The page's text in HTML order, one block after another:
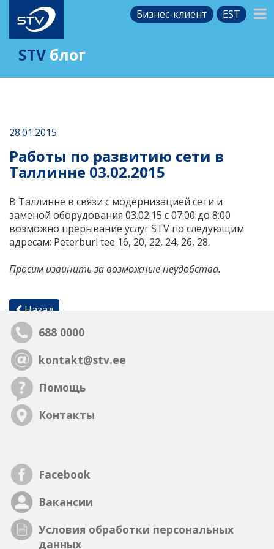
Бизнес-клиент EST
STV блог
28.01.2015
Работы по развитию сети в
Таллинне 03.02.2015
В Таллинне в связи с модернизацией сети и
заменой оборудования 03.02.15 с 07:00 до 8:00
возможно прерывание услуг STV по следующим
адресам: Peterburi tee 16, 20, 22, 24, 26, 28.
Просим извинить за возможные неудобства.
Назад
688 0000
kontakt@stv.ee
Помощь
Контакты
Facebook
Вакансии
Условия обработки персональных
данных